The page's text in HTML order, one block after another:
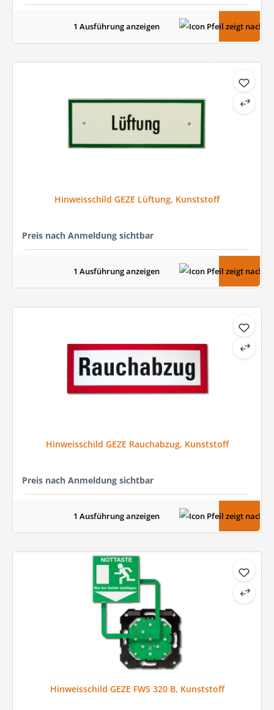
1 Ausführung anzeigen
Hinweisschild GEZE Lüftung, Kunststoff
Preis nach Anmeldung sichtbar
1 Ausführung anzeigen
Hinweisschild GEZE Rauchabzug, Kunststoff
Preis nach Anmeldung sichtbar
1 Ausführung anzeigen
Hinweisschild GEZE FWS 320 B, Kunststoff